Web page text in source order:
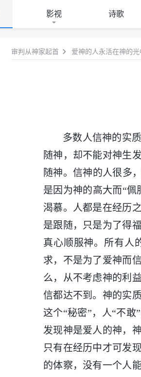
影视 诗歌
审判从神家起首 爱神的人永活在神的光
多数人信神的实
随神，却不能对神生
随神。信神的人很多
是因为神的高大而“
渴慕。人都是在经历
是跟随，只是为了得
真心顺服神。所有人
求，不是为了爱神而
么，从不考虑神的利
信都达不到。神的实
这个“秘密”，人“不
发现神是爱人的神，
只有在经历中才可发
的体察，没有一个人